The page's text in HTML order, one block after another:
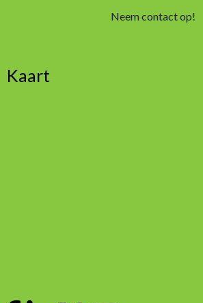
Neem contact op!
Kaart